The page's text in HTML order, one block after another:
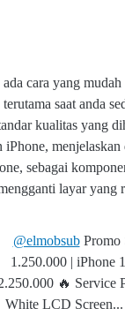
ada cara yang
terutama saat anda
kualitas yang
iPhone,
sebagai
layar yang
@elmobsubPromo
1.250.000 | iPhone
🔥 Service
White LCD